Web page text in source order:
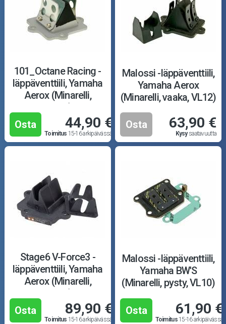
101_Octane Racing -
läppäventtiili, Yamaha
Aerox (Minarelli,
vaaka)
Osta
44,90 €
Toimitus 15-16 arkipäivässä
Malossi -läppäventtiili,
Yamaha Aerox
(Minarelli, vaaka, VL12)
Osta 63,90 €
Kysysaatavuutta
Stage6 V-Force3 -
läppäventtiili, Yamaha
Aerox (Minarelli,
vaaka)
Osta
89,90 €
Toimitus 15-16 arkipäivässä
Malossi -läppäventtiili,
Yamaha BW'S
(Minarelli, pysty, VL10)
Osta 61,90 €
Toimitus15-16 arkipäivässä